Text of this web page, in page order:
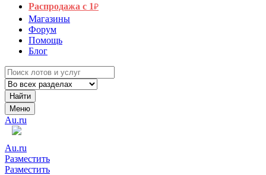
Распродажа с 1₽
Магазины
Форум
Помощь
Блог
Найти
Меню
Au.ru
Au.ru
Разместить
Разместить